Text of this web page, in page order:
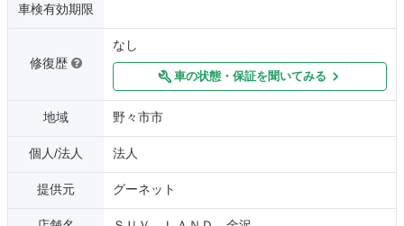
車検有効期限
修復歴
なし
車の状態・保証を聞いてみる
地域 野々市市
個人/法人 法人
提供元 グーネット